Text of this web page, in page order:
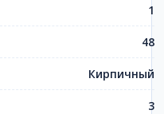
1
48
Кирпичный
3